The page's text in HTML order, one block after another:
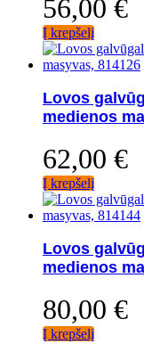
56,00 €
Į krepšelį
Lovos
medienos
62,00 €
Į krepšelį
Lovos
medienos
80,00 €
Į krepšelį